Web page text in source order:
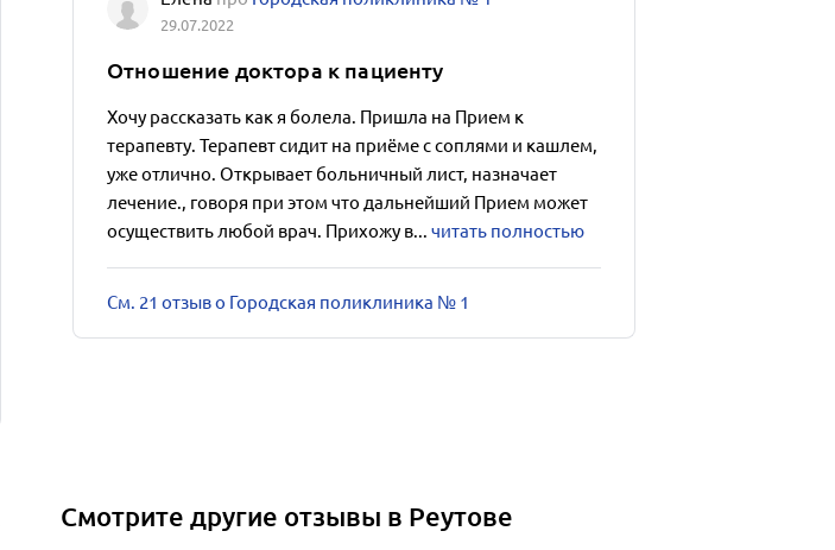
29.07.2022
Отношение доктора к пациенту
Хочу рассказать как я болела. Пришла на Прием к
терапевту. Терапевт сидит на приёме с соплями и кашлем,
уже отлично. Открывает больничный лист, назначает
лечение., говоря при этом что дальнейший Прием может
осуществить любой врач. Прихожу в... читать полностью
См. 21 отзыв о Городская поликлиника № 1
Смотрите другие отзывы в Реутове